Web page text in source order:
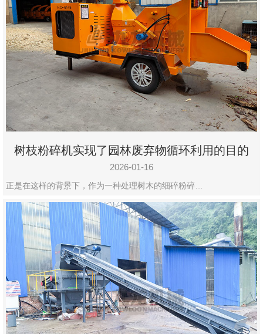
树枝粉碎机实现了园林废弃物循环利用的目的
2026-01-16
正是在这样的背景下，作为一种处理树木的细碎粉碎…